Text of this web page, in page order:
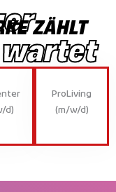
ZÄHLT
d)
ProLiving
(m/w/d)